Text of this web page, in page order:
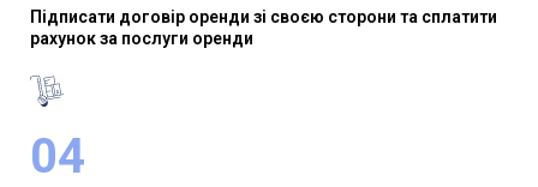
Підписати договір оренди зі своєю сторони та сплатити
рахунок за послуги оренди
04